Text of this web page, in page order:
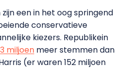
een in het oog springend
conservatieve
kiezers. Republikein
miljoenmeer stemmen dan
(er waren 152 miljoen